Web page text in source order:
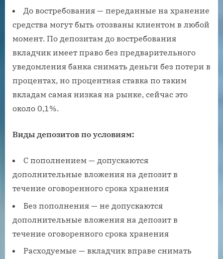
До востребования — переданные на хранение
средства могут быть отозваны клиентом в любой
момент. По депозитам до востребования
вкладчик имеет право без предварительного
уведомления банка снимать деньги без потери в
процентах, но процентная ставка по таким
вкладам самая низкая на рынке, сейчас это
около 0,1%.
Виды депозитов по условиям:
С пополнением — допускаются
дополнительные вложения на депозит в
течение оговоренного срока хранения
Без пополнения — не допускаются
дополнительные вложения на депозит в
течение оговоренного срока хранения
Расходуемые — вкладчик вправе снимать